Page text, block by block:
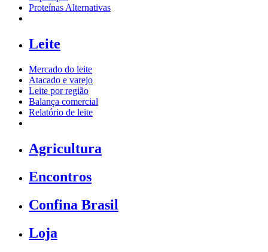
Proteínas Alternativas
Leite
Mercado do leite
Atacado e varejo
Leite por região
Balança comercial
Relatório de leite
Agricultura
Encontros
Confina Brasil
Loja